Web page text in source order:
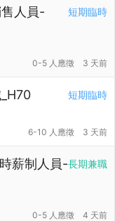
短期臨時
人員-
0-5 人應徵 3 天前
短期臨時
6-10 人應徵 3 天前
長期兼職
薪制人員-
0-5 人應徵 4 天前